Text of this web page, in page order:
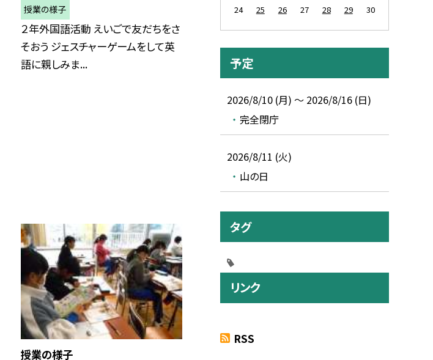
授業の様子
２年外国語活動 えいごで友だちをさ
そおう ジェスチャーゲームをして英
語に親しみま...
授業の様子
24
25 26 27 28 29 30
予定
2026/8/10 (月) ～ 2026/8/16 (日)
完全閉庁
2026/8/11 (火)
山の日
タグ
リンク
RSS